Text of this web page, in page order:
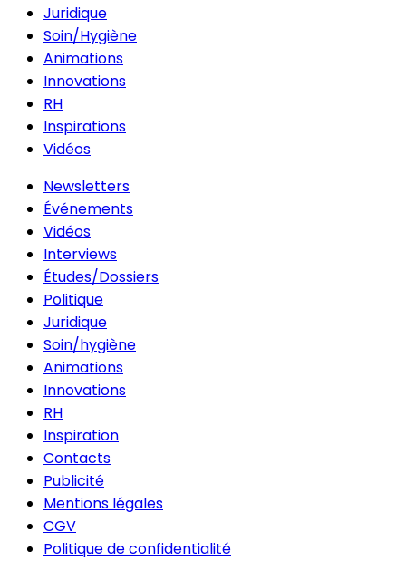
Juridique
Soin/Hygiène
Animations
Innovations
RH
Inspirations
Vidéos
Newsletters
Événements
Vidéos
Interviews
Études/Dossiers
Politique
Juridique
Soin/hygiène
Animations
Innovations
RH
Inspiration
Contacts
Publicité
Mentions légales
CGV
Politique de confidentialité